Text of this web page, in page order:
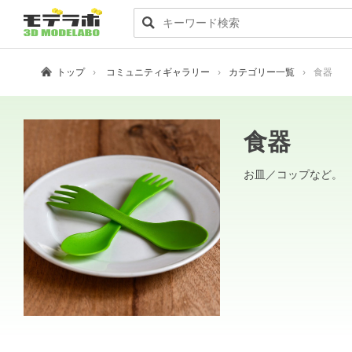
トップ コミュニティギャラリー カテゴリー一覧 食器
食器
お皿／コップなど。